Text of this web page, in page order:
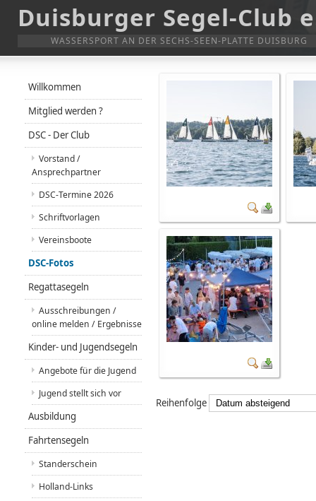
Duisburger Segel-Club
WASSERSPORT AN DER SECHS-SEEN-PLATTE DUISBURG
Reihenfolge
Willkommen
Mitglied werden ?
DSC - Der Club
Vorstand /
Ansprechpartner
DSC-Termine 2026
Schriftvorlagen
Vereinsboote
DSC-Fotos
Regattasegeln
Ausschreibungen /
online melden / Ergebnisse
Kinder- und Jugendsegeln
Angebote für die Jugend
Jugend stellt sich vor
Ausbildung
Fahrtensegeln
Standerschein
Holland-Links